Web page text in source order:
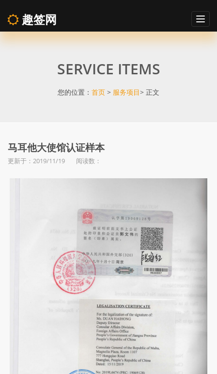
马
使
馆
趣签网
SERVICE ITEMS
您的位置： 首页 > 服务项目> 正文
马耳他大使馆认证样本
更新于：2019/11/19 阅读数：